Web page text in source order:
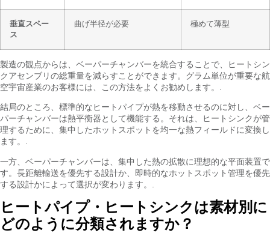
垂直スペー
ス
曲げ半径が必要 極めて薄型
製造の観点からは、ベーパーチャンバーを統合することで、ヒートシン
クアセンブリの総重量を減らすことができます。グラム単位が重要な航
空宇宙産業のお客様には、この方法をよくお勧めします。.
結局のところ、標準的なヒートパイプが熱を移動させるのに対し、ベー
パーチャンバーは熱平衡器として機能する。それは、ヒートシンクが管
理するために、集中したホットスポットを均一な熱フィールドに変換し
ます。.
一方、ベーパーチャンバーは、集中した熱の拡散に理想的な平面装置で
す。長距離輸送を優先する設計か、即時的なホットスポット管理を優先
する設計かによって選択が変わります。.
ヒートパイプ・ヒートシンクは素材別に
どのように分類されますか？